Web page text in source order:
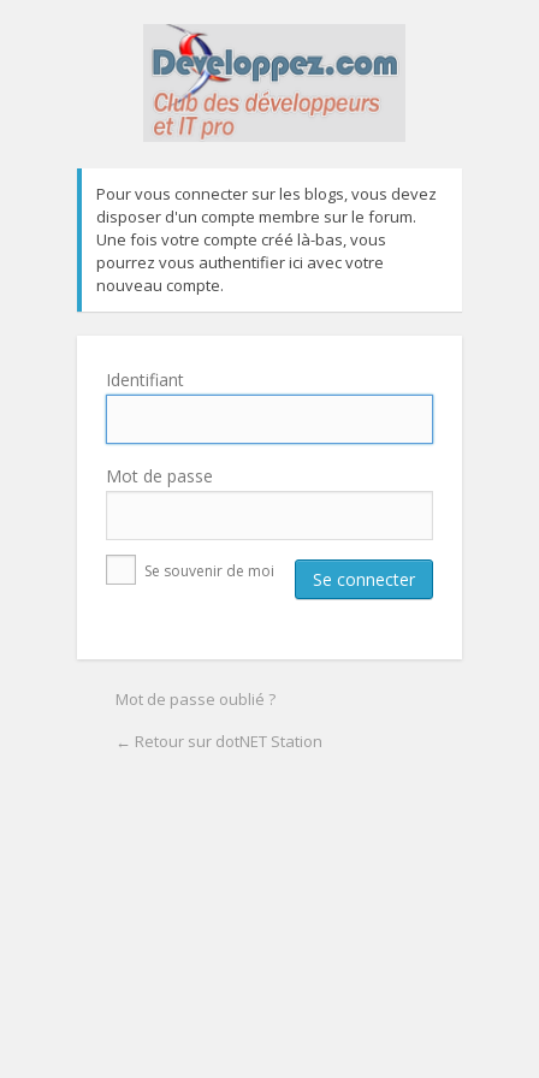
Pour vous connecter sur les blogs, vous devez
disposer d'un compte membre sur le forum.
Une fois votre compte créé là-bas, vous
pourrez vous authentifier ici avec votre
nouveau compte.
Identifiant
Mot de passe
Se souvenir de moi
Mot de passe oublié ?
← Retour sur dotNET Station